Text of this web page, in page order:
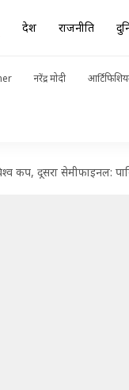
देश राजनीति
नरेंद्र मोदी
कप, दूसरा सेमीफाइनल: